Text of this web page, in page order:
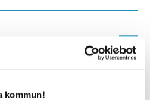
kommun!